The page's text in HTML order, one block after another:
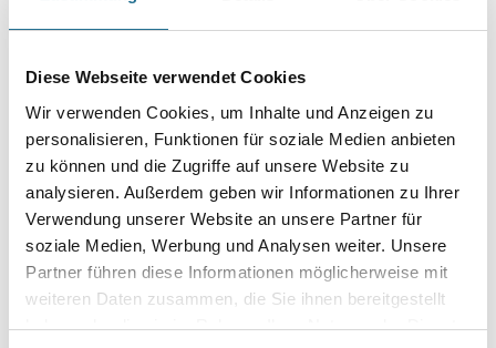
Diese Webseite verwendet Cookies
Wir verwenden Cookies, um Inhalte und Anzeigen zu
personalisieren, Funktionen für soziale Medien anbieten
zu können und die Zugriffe auf unsere Website zu
analysieren. Außerdem geben wir Informationen zu Ihrer
Verwendung unserer Website an unsere Partner für
soziale Medien, Werbung und Analysen weiter. Unsere
Partner führen diese Informationen möglicherweise mit
weiteren Daten zusammen, die Sie ihnen bereitgestellt
haben oder die sie im Rahmen Ihrer Nutzung der Dienste
IST AUFGETRETEN
Keine Sorge, wir pinseln schon an der Lösung und
werden das Problem so schnell wie möglich beheben.
Erkunden Sie in der Zwischenzeit unseren Online-Shop
und lassen Sie sich inspirieren.
ZURÜCK ZUM ONLINE-SHOP